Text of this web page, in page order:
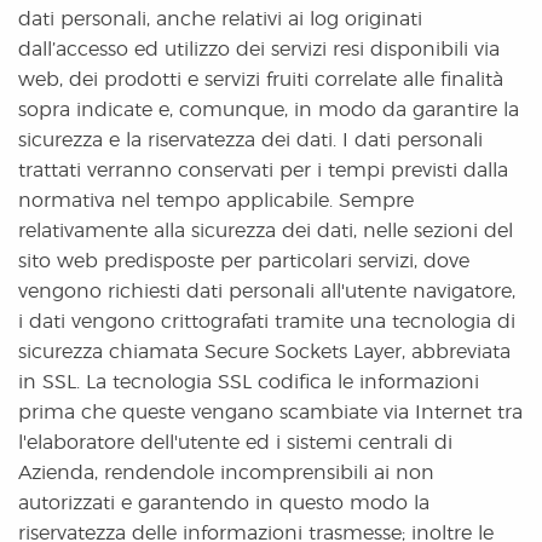
dati personali, anche relativi ai log originati
dall’accesso ed utilizzo dei servizi resi disponibili via
web, dei prodotti e servizi fruiti correlate alle finalità
sopra indicate e, comunque, in modo da garantire la
sicurezza e la riservatezza dei dati. I dati personali
trattati verranno conservati per i tempi previsti dalla
normativa nel tempo applicabile. Sempre
relativamente alla sicurezza dei dati, nelle sezioni del
sito web predisposte per particolari servizi, dove
vengono richiesti dati personali all'utente navigatore,
i dati vengono crittografati tramite una tecnologia di
sicurezza chiamata Secure Sockets Layer, abbreviata
in SSL. La tecnologia SSL codifica le informazioni
prima che queste vengano scambiate via Internet tra
l'elaboratore dell'utente ed i sistemi centrali di
Azienda, rendendole incomprensibili ai non
autorizzati e garantendo in questo modo la
riservatezza delle informazioni trasmesse; inoltre le